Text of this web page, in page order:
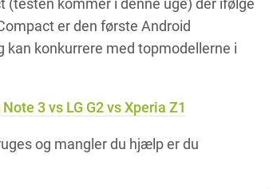
(testen kommer i denne uge) der ifølge
er den første Android
kan konkurrere med topmodellerne i
3 vs LG G2 vs Xperia Z1
og mangler du hjælp er du